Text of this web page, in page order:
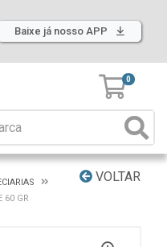
Baixe já nosso APP
0
VOLTAR
60 GR